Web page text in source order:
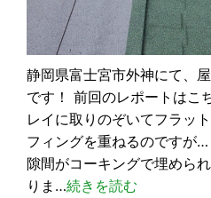
静岡県富士宮市外神にて、
です！ 前回のレポートは
レイに取りのぞいてフラッ
フィングを重ねるのですが…
隙間がコーキングで埋めら
りま…続きを読む